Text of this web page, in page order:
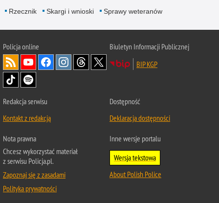
Rzecznik Skargi i wnioski Sprawy weteranów
Policjaonline
Biuletyn Informacji Publicznej
BIP KGP
Redakcja serwisu
Kontakt z redakcją
Dostępność
Deklaracja dostępności
Nota prawna
Chcesz wykorzystać materiał
z serwisu Policja.pl.
Zapoznaj się z zasadami
Polityka prywatności
Inne wersje portalu
Wersja tekstowa
About Polish Police